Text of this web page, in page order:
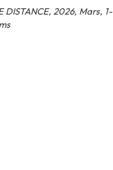
DISTANCE, 2026, Mars, 1-